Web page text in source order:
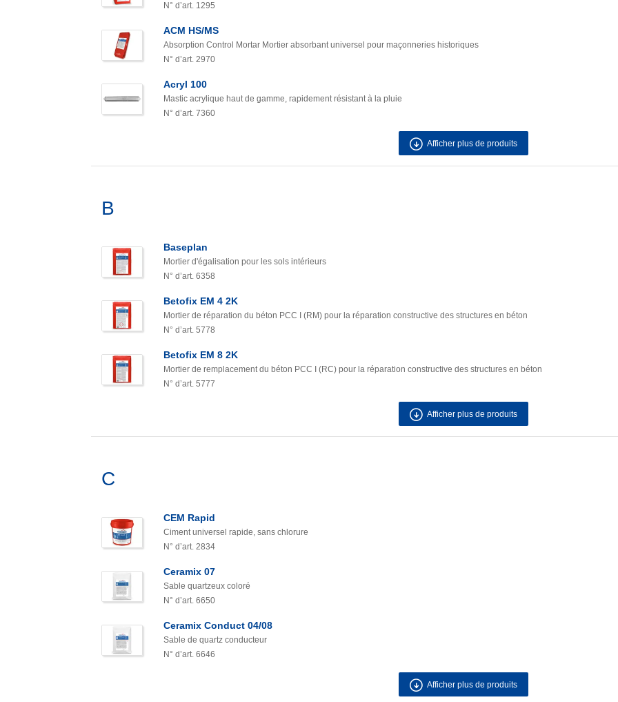
N° d’art. 1295
ACM HS/MS
Absorption Control Mortar Mortier absorbant universel pour maçonneries historiques
N° d’art. 2970
Acryl 100
Mastic acrylique haut de gamme, rapidement résistant à la pluie
N° d’art. 7360
Afficher plus de produits
B
Baseplan
Mortier d'égalisation pour les sols intérieurs
N° d’art. 6358
Betofix EM 4 2K
Mortier de réparation du béton PCC I (RM) pour la réparation constructive des structures en béton
N° d’art. 5778
Betofix EM 8 2K
Mortier de remplacement du béton PCC I (RC) pour la réparation constructive des structures en béton
N° d’art. 5777
Afficher plus de produits
C
CEM Rapid
Ciment universel rapide, sans chlorure
N° d’art. 2834
Ceramix 07
Sable quartzeux coloré
N° d’art. 6650
Ceramix Conduct 04/08
Sable de quartz conducteur
N° d’art. 6646
Afficher plus de produits